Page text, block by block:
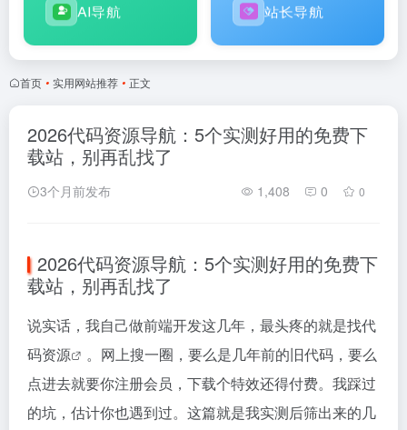
AI导航 站长导航
首页 • 实用网站推荐 • 正文
2026代码资源导航：5个实测好用的免费下
载站，别再乱找了
3个月前发布 1,408 0 0
2026代码资源导航：5个实测好用的免费下
载站，别再乱找了
说实话，我自己做前端开发这几年，最头疼的就是找代
码资源
。网上搜一圈，要么是几年前的旧代码，要么
点进去就要你注册会员，下载个特效还得付费。我踩过
的坑，估计你也遇到过。这篇就是我实测后筛出来的几